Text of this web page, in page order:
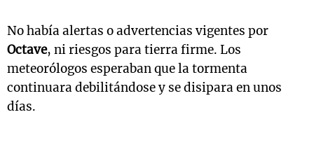
No había alertas o advertencias vigentes por
Octave, ni riesgos para tierra firme. Los
meteorólogos esperaban que la tormenta
continuara debilitándose y se disipara en unos
días.